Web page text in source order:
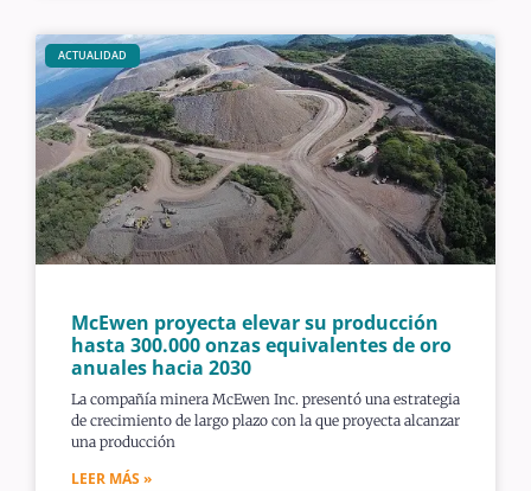
ACTUALIDAD
McEwen proyecta elevar su producción
hasta 300.000 onzas equivalentes de oro
anuales hacia 2030
La compañía minera McEwen Inc. presentó una estrategia
de crecimiento de largo plazo con la que proyecta alcanzar
una producción
LEER MÁS »